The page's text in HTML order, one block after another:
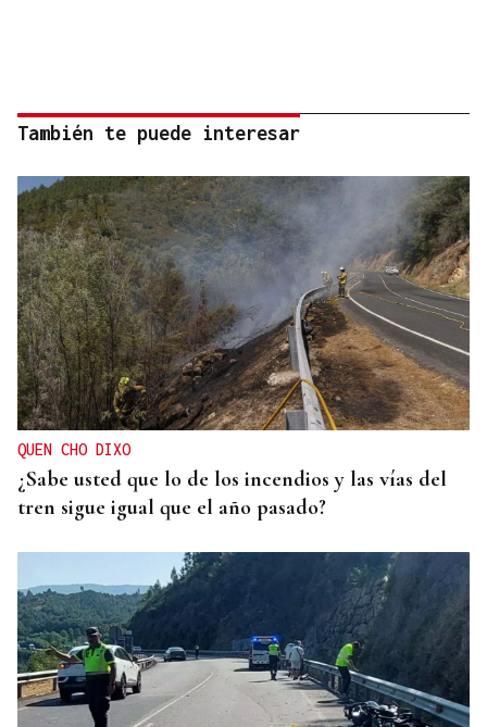
También te puede interesar
QUEN CHO DIXO
¿Sabe usted que lo de los incendios y las vías del
tren sigue igual que el año pasado?